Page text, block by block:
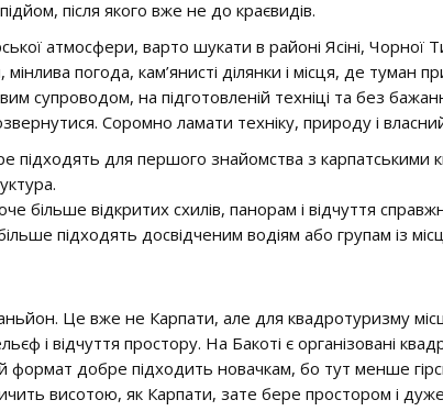
після якого вже не до краєвидів.
атмосфери, варто шукати в районі Ясіні, Чорної
мінлива погода, кам’янисті ділянки і місця, де
супроводом, на підготовленій техніці та без
Соромно ламати техніку, природу і
підходять для першого знайомства з карпатськими
більше відкритих схилів, панорам і відчуття
підходять досвідченим водіям або групам із
Це вже не Карпати, але для квадротуризму
і відчуття простору. На Бакоті є організовані
формат добре підходить новачкам, бо тут менше
висотою, як Карпати, зате бере простором і